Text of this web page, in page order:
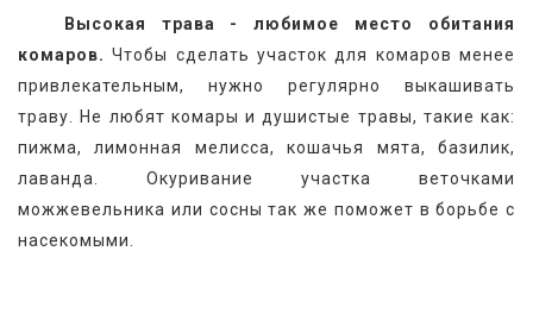
Высокая трава - любимое место обитания
комаров. Чтобы сделать участок для комаров менее
привлекательным, нужно регулярно выкашивать
траву. Не любят комары и душистые травы, такие как:
пижма, лимонная мелисса, кошачья мята, базилик,
лаванда. Окуривание участка веточками
можжевельника или сосны так же поможет в борьбе с
насекомыми.